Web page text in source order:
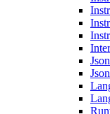
Json